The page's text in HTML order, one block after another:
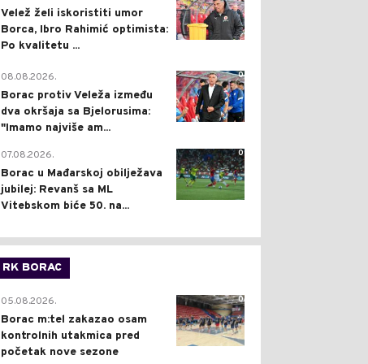
Velež želi iskoristiti umor
Borca, Ibro Rahimić optimista:
Po kvalitetu ...
0
08.08.2026.
Borac protiv Veleža između
dva okršaja sa Bjelorusima:
"Imamo najviše am...
0
07.08.2026.
Borac u Mađarskoj obilježava
jubilej: Revanš sa ML
Vitebskom biće 50. na...
RK BORAC
0
05.08.2026.
Borac m:tel zakazao osam
kontrolnih utakmica pred
početak nove sezone